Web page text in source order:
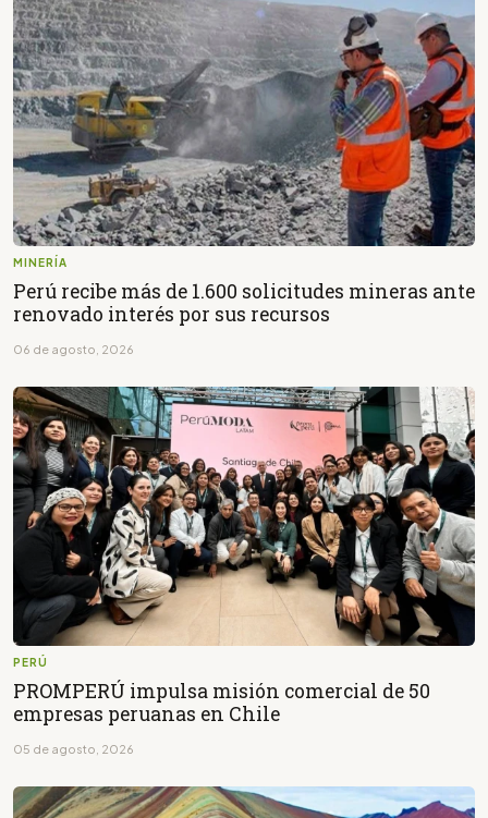
MINERÍA
Perú recibe más de 1.600 solicitudes mineras ante
renovado interés por sus recursos
06 de agosto, 2026
PERÚ
PROMPERÚ impulsa misión comercial de 50
empresas peruanas en Chile
05 de agosto, 2026